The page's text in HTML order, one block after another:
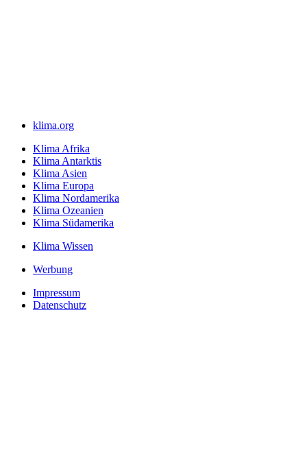
klima.org
Klima Afrika
Klima Antarktis
Klima Asien
Klima Europa
Klima Nordamerika
Klima Ozeanien
Klima Südamerika
Klima Wissen
Werbung
Impressum
Datenschutz